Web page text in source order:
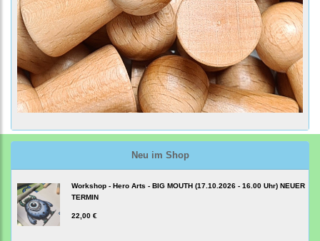
Neu im Shop
Workshop - Hero Arts - BIG MOUTH (17.10.2026 - 16.00 Uhr) NEUER
TERMIN
22,00 €